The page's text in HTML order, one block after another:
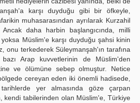
karşı duyduğu gibi bir öfkeyle,
muhasarasından ayrılarak Kurzahil
Ancak daha harbin başlangıcında, milli
Müslim'e karşı duyduğu şahsi kinin
onu terkederek Süleymanşah'ın tarafına
Arap kuvvetlerinin de Müslim'den
ve ölümüne sebep olmuştur. Netice
cereyan eden iki önemli hadisede,
yer almasında göze çarpan
kendi tabilerinden olan Müslim'e, Türkiye